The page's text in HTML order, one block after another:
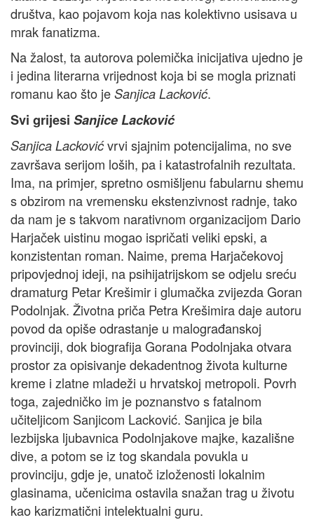
društva, kao pojavom koja nas kolektivno usisava u
mrak fanatizma.
Na žalost, ta autorova polemička inicijativa ujedno je
i jedina literarna vrijednost koja bi se mogla priznati
romanu kao što je Sanjica Lacković.
Svi grijesi Sanjice Lacković
Sanjica Lackovićvrvi sjajnim potencijalima, no sve
završava serijom loših, pa i katastrofalnih rezultata.
Ima, na primjer, spretno osmišljenu fabularnu shemu
s obzirom na vremensku ekstenzivnost radnje, tako
da nam je s takvom narativnom organizacijom Dario
Harjaček uistinu mogao ispričati veliki epski, a
konzistentan roman. Naime, prema Harjačekovoj
pripovjednoj ideji, na psihijatrijskom se odjelu sreću
dramaturg Petar Krešimir i glumačka zvijezda Goran
Podolnjak. Životna priča Petra Krešimira daje autoru
povod da opiše odrastanje u malograđanskoj
provinciji, dok biografija Gorana Podolnjaka otvara
prostor za opisivanje dekadentnog života kulturne
kreme i zlatne mladeži u hrvatskoj metropoli. Povrh
toga, zajedničko im je poznanstvo s fatalnom
učiteljicom Sanjicom Lacković. Sanjica je bila
lezbijska ljubavnica Podolnjakove majke, kazališne
dive, a potom se iz tog skandala povukla u
provinciju, gdje je, unatoč izloženosti lokalnim
glasinama, učenicima ostavila snažan trag u životu
kao karizmatični intelektualni guru.